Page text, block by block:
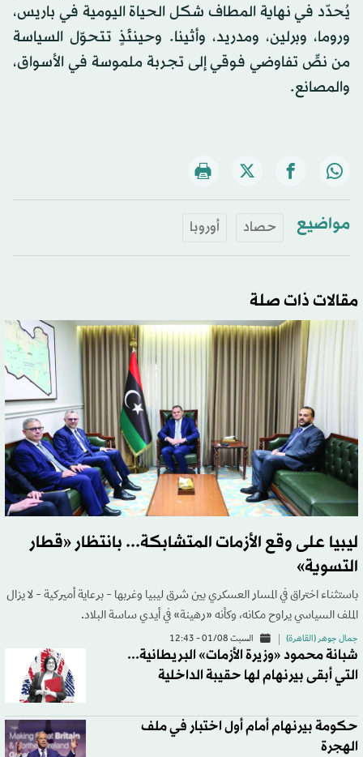
يُحدّد في نهاية المطاف شكل الحياة اليومية في باريس،
وروما، وبرلين، ومدريد، وأثينا. وحينئذٍ تتحوّل السياسة
من نصٍّ تفاوضي فوقي إلى تجربة ملموسة في الأسواق،
والمصانع.
مواضيع حصاد أوروبا
مقالات ذات صلة
ليبيا على وقع الأزمات المتشابكة... بانتظار «قطار
التسوية»
باستثناء اختراق في المسار العسكري بين شرق ليبيا وغربها - برعاية أميركية - لا يزال
الملف السياسي يراوح مكانه، وكأنه «رهينة» في أيدي ساسة البلاد.
جمال جوهر (القاهرة) السبت 01/08 - 12:43
شبانة محمود «وزيرة الأزمات» البريطانية...
التي أبقى بيرنهام لها حقيبة الداخلية
حكومة بيرنهام أمام أول اختبار في ملف
الهجرة